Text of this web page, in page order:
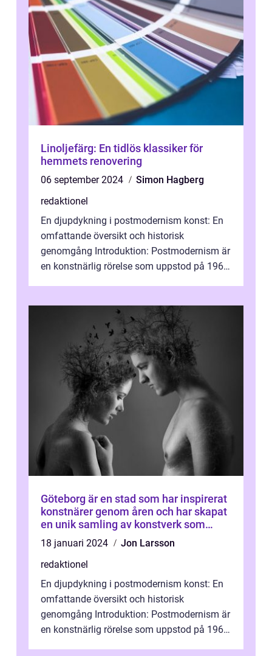
Linoljefärg: En tidlös klassiker för
hemmets renovering
06 september 2024
Simon Hagberg
redaktionel
En djupdykning i postmodernism konst: En
omfattande översikt och historisk
genomgång Introduktion: Postmodernism är
en konstnärlig rörelse som uppstod på 1960-
Göteborg är en stad som har inspirerat
konstnärer genom åren och har skapat
en unik samling av konstverk som
representerar staden
18 januari 2024
Jon Larsson
redaktionel
En djupdykning i postmodernism konst: En
omfattande översikt och historisk
genomgång Introduktion: Postmodernism är
en konstnärlig rörelse som uppstod på 1960-